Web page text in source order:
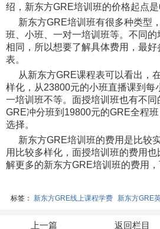
绍，新东方GRE培训班的价格起点是
新东方GRE培训班有很多种类型
班、小班、一对一培训班等。不同
相同，所以想要了解具体费用，最
表。
从新东方GRE课程表可以看出，
样化，从23800元的小班直播课到每
一培训班不等。面授培训班也有不
GRE冲分班到19800元的GRE全程
选择。
新东方GRE培训班的费用是比较
用比较多样化，面授培训班的费用
解更多的新东方GRE培训班的费用，
标签： 新东方GRE线上课程学费 新东方GRE
上一篇 返回栏目